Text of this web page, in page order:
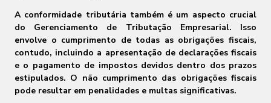
A conformidade tributária também é um aspecto crucial
do Gerenciamento de Tributação Empresarial. Isso
envolve o cumprimento de todas as obrigações fiscais,
contudo, incluindo a apresentação de declarações fiscais
e o pagamento de impostos devidos dentro dos prazos
estipulados. O não cumprimento das obrigações fiscais
pode resultar em penalidades e multas significativas.